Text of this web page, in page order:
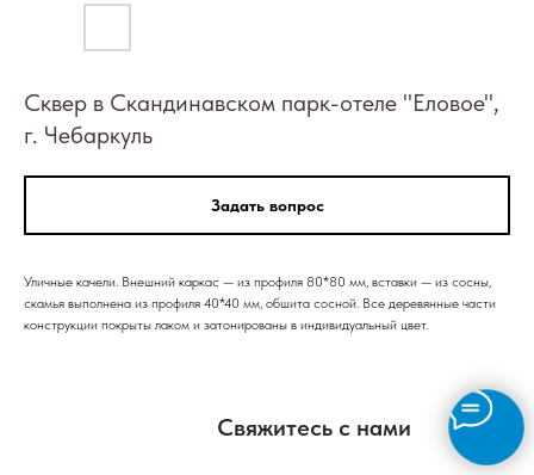
Свяжитесь с нами
Сквер в Скандинавском парк-отеле "Еловое",
г. Чебаркуль
Задать вопрос
Уличные качели. Внешний каркас — из профиля 80*80 мм, вставки — из сосны,
скамья выполнена из профиля 40*40 мм, обшита сосной. Все деревянные части
конструкции покрыты лаком и затонированы в индивидуальный цвет.